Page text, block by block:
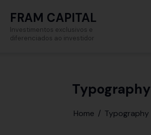
FRAM CAPITAL
Investimentos exclusivos e
diferenciados ao investidor
Typography
Home Typography